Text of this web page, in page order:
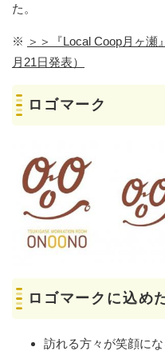
た。
※ ＞＞『Local Coop月ヶ瀬
月21日発表）
ロゴマーク
ロゴマークに込め
訪れる方々が笑顔に